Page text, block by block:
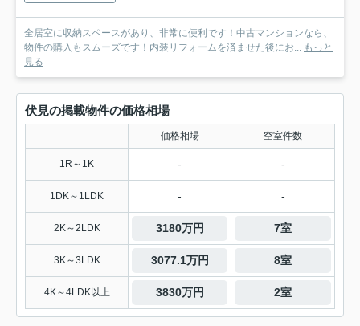
全居室に収納スペースがあり、非常に便利です！中古マンションなら、
物件の購入もスムーズです！内装リフォームを済ませた後にお... もっと
見る
伏見の掲載物件の価格相場
価格相場 空室件数
1R～1K - -
1DK～1LDK - -
2K～2LDK 3180万円 7室
3K～3LDK 3077.1万円 8室
4K～4LDK以上 3830万円 2室